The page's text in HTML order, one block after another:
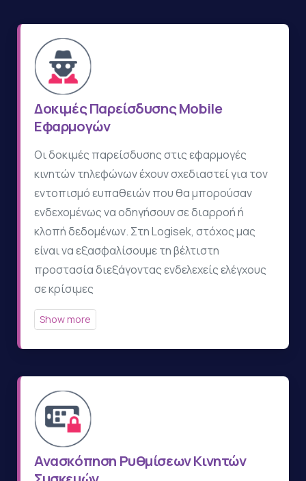
Δοκιμές Παρείσδυσης Mobile
Εφαρμογών
Οι δοκιμές παρείσδυσης στις εφαρμογές
κινητών τηλεφώνων έχουν σχεδιαστεί για τον
εντοπισμό ευπαθειών που θα μπορούσαν
ενδεχομένως να οδηγήσουν σε διαρροή ή
κλοπή δεδομένων. Στη Logisek, στόχος μας
είναι να εξασφαλίσουμε τη βέλτιστη
προστασία διεξάγοντας ενδελεχείς ελέγχους
σε κρίσιμες
Ανασκόπηση Ρυθμίσεων Κινητών